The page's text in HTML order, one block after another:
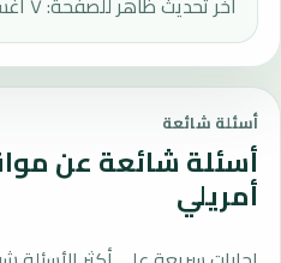
أسئلة شائعة
أسئلة شائعة عن
أمريلي